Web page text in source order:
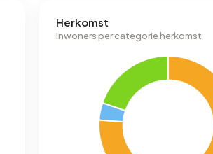
Herkomst
Inwoners per categorie herkomst